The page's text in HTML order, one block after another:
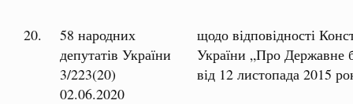
20.
58 народних
депутатів України
3/223(20)
02.06.2020
щодо відповідності
України „Про Державне
від 12 листопада 2015